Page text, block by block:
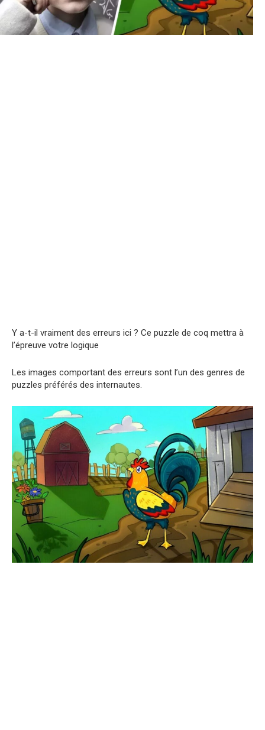
Y a-t-il vraiment des erreurs ici ? Ce puzzle de coq mettra à
l’épreuve votre logique
Les images comportant des erreurs sont l’un des genres de
puzzles préférés des internautes.